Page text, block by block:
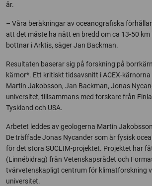
år.
– Våra beräkningar av oceanografiska
att det måste ha nått en bredd om ca 13-50
bottnar i Arktis, säger Jan Backman.
Resultaten baserar sig på forskning på
kärnor*. Ett kritiskt tidsavsnitt i ACEX-
Martin Jakobsson, Jan Backman, Jonas
universitet, tillsammans med forskare från
Tyskland och USA.
Arbetet leddes av geologerna Martin
De träffade Jonas Nycander som är fysisk
för det stora SUCLIM-projektet. Projektet har
(Linnébidrag) från Vetenskapsrådet och
tvärvetenskapligt centrum för klimatforskning
universitet.